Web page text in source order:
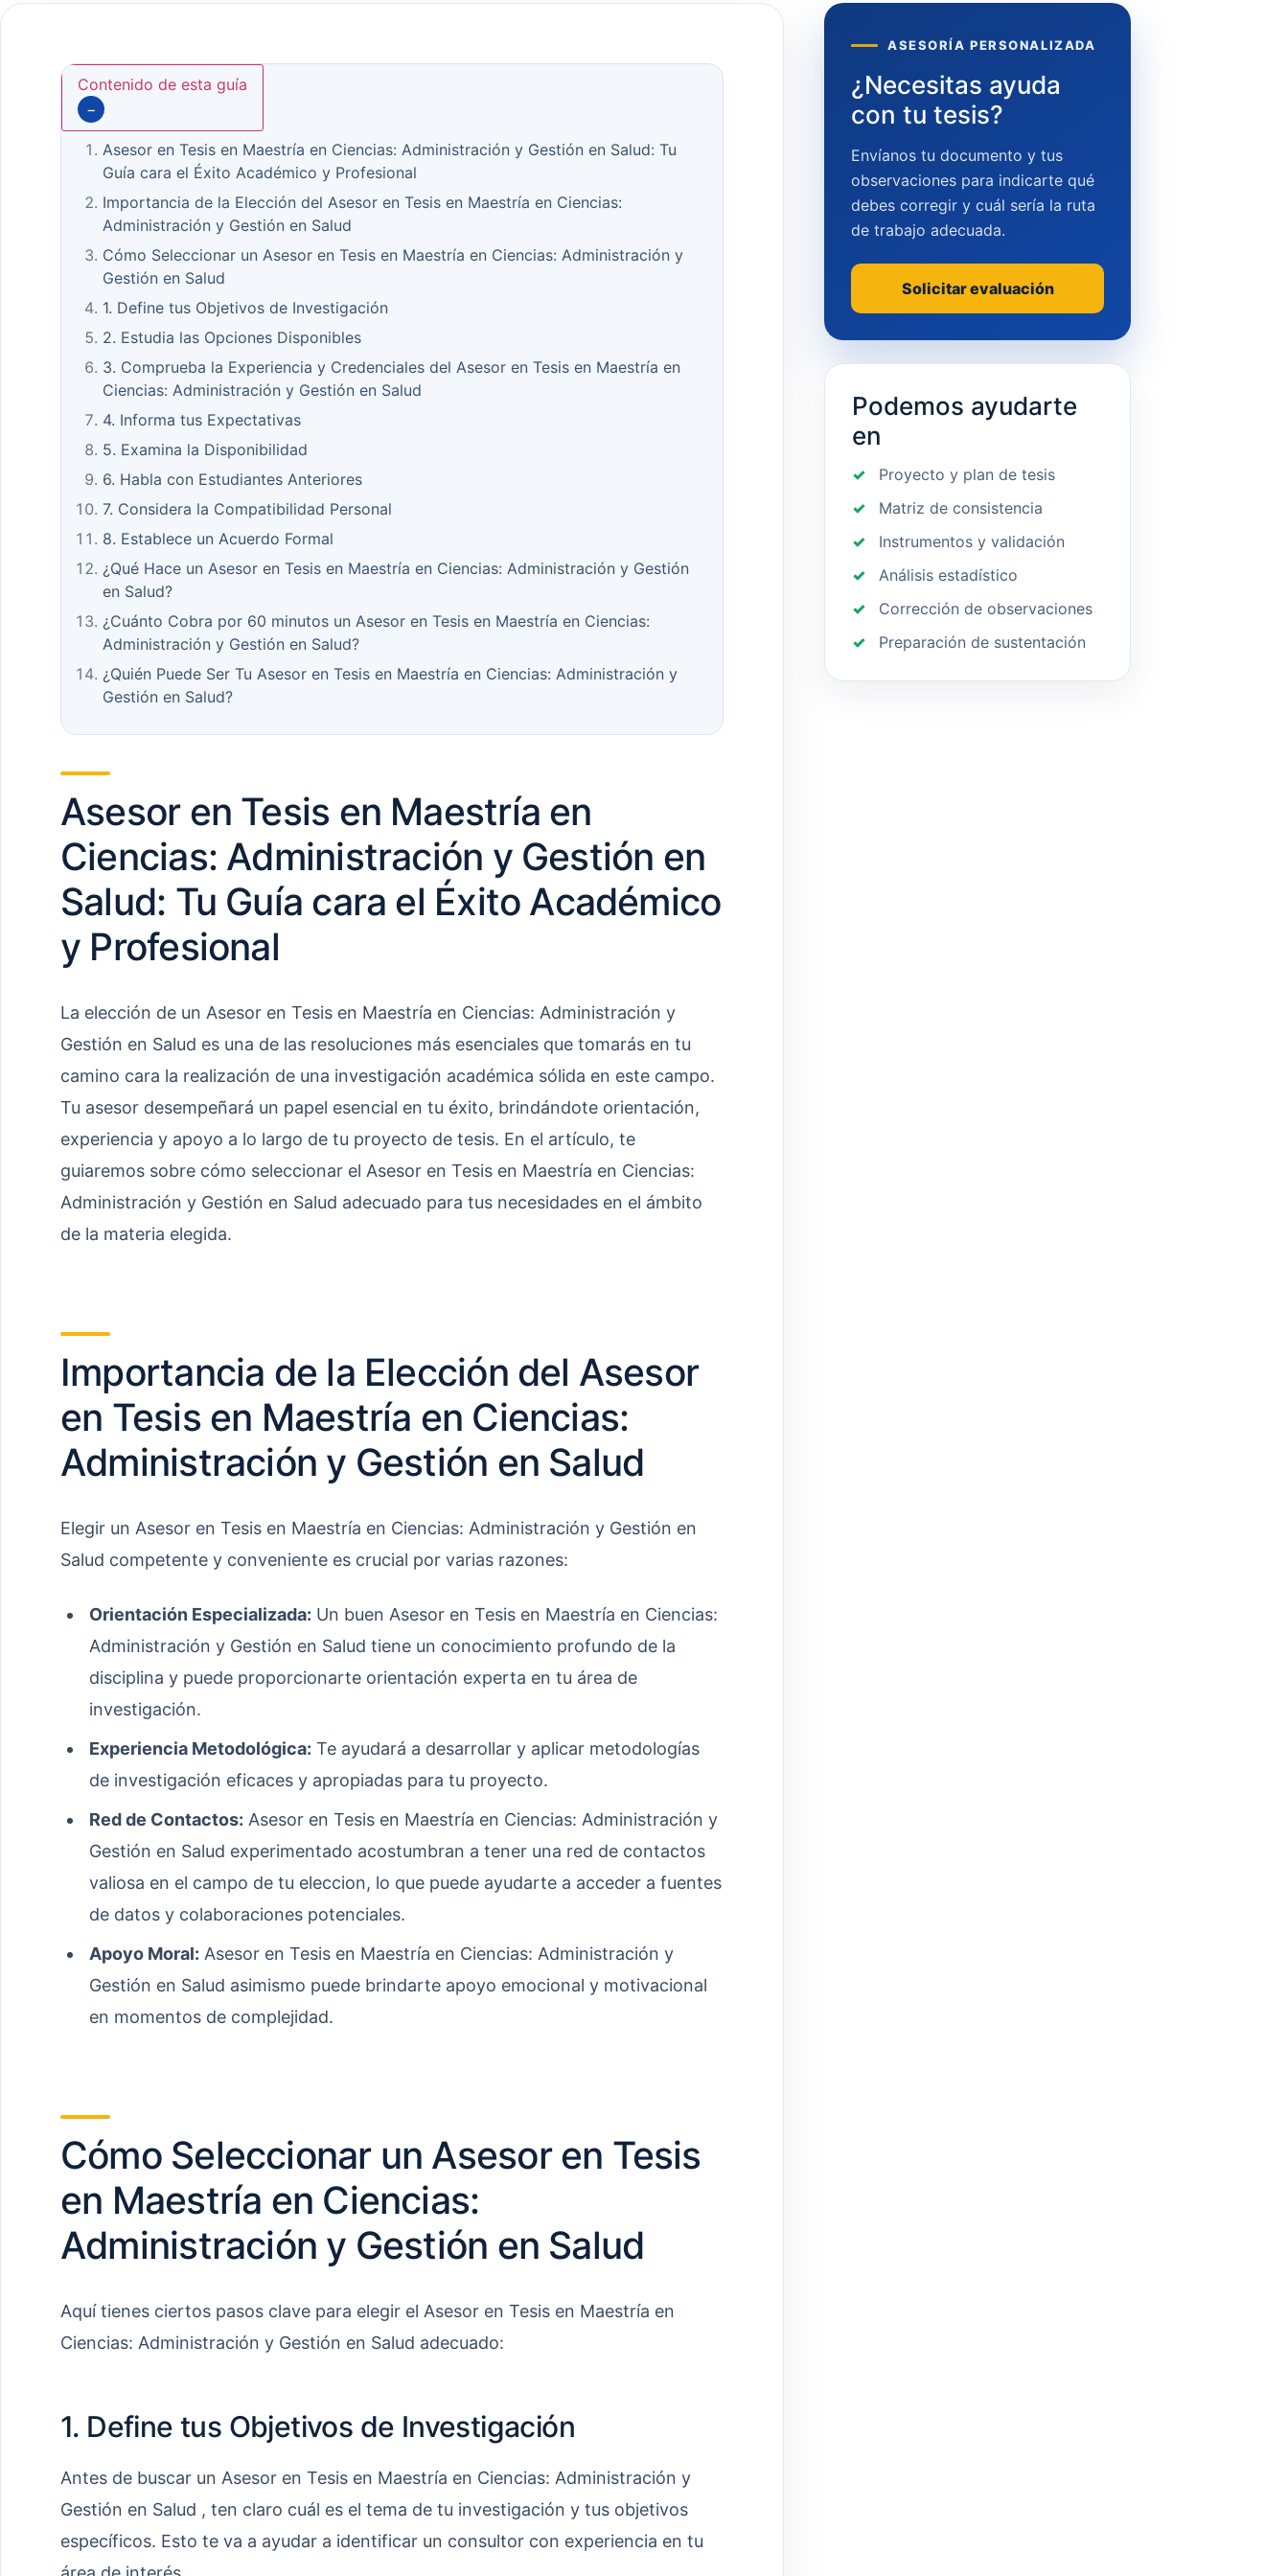
Contenido de esta guía
−
Asesor en Tesis en Maestría en Ciencias: Administración y Gestión en Salud: Tu
Guía cara el Éxito Académico y Profesional
Importancia de la Elección del Asesor en Tesis en Maestría en Ciencias:
Administración y Gestión en Salud
Cómo Seleccionar un Asesor en Tesis en Maestría en Ciencias: Administración y
Gestión en Salud
1. Define tus Objetivos de Investigación
2. Estudia las Opciones Disponibles
3. Comprueba la Experiencia y Credenciales del Asesor en Tesis en Maestría en
Ciencias: Administración y Gestión en Salud
4. Informa tus Expectativas
5. Examina la Disponibilidad
6. Habla con Estudiantes Anteriores
7. Considera la Compatibilidad Personal
8. Establece un Acuerdo Formal
¿Qué Hace un Asesor en Tesis en Maestría en Ciencias: Administración y Gestión
en Salud?
¿Cuánto Cobra por 60 minutos un Asesor en Tesis en Maestría en Ciencias:
Administración y Gestión en Salud?
¿Quién Puede Ser Tu Asesor en Tesis en Maestría en Ciencias: Administración y
Gestión en Salud?
Asesor en Tesis en Maestría en
Ciencias: Administración y Gestión en
Salud: Tu Guía cara el Éxito Académico
y Profesional
La elección de un Asesor en Tesis en Maestría en Ciencias: Administración y
Gestión en Salud es una de las resoluciones más esenciales que tomarás en tu
camino cara la realización de una investigación académica sólida en este campo.
Tu asesor desempeñará un papel esencial en tu éxito, brindándote orientación,
experiencia y apoyo a lo largo de tu proyecto de tesis. En el artículo, te
guiaremos sobre cómo seleccionar el Asesor en Tesis en Maestría en Ciencias:
Administración y Gestión en Salud adecuado para tus necesidades en el ámbito
de la materia elegida.
Importancia de la Elección del Asesor
en Tesis en Maestría en Ciencias:
Administración y Gestión en Salud
Elegir un Asesor en Tesis en Maestría en Ciencias: Administración y Gestión en
Salud competente y conveniente es crucial por varias razones:
Orientación Especializada: Un buen Asesor en Tesis en Maestría en Ciencias:
Administración y Gestión en Salud tiene un conocimiento profundo de la
disciplina y puede proporcionarte orientación experta en tu área de
investigación.
Experiencia Metodológica: Te ayudará a desarrollar y aplicar metodologías
de investigación eficaces y apropiadas para tu proyecto.
Red de Contactos: Asesor en Tesis en Maestría en Ciencias: Administración y
Gestión en Salud experimentado acostumbran a tener una red de contactos
valiosa en el campo de tu eleccion, lo que puede ayudarte a acceder a fuentes
de datos y colaboraciones potenciales.
Apoyo Moral: Asesor en Tesis en Maestría en Ciencias: Administración y
Gestión en Salud asimismo puede brindarte apoyo emocional y motivacional
en momentos de complejidad.
Cómo Seleccionar un Asesor en Tesis
en Maestría en Ciencias:
Administración y Gestión en Salud
Aquí tienes ciertos pasos clave para elegir el Asesor en Tesis en Maestría en
Ciencias: Administración y Gestión en Salud adecuado:
1. Define tus Objetivos de Investigación
Antes de buscar un Asesor en Tesis en Maestría en Ciencias: Administración y
Gestión en Salud , ten claro cuál es el tema de tu investigación y tus objetivos
específicos. Esto te va a ayudar a identificar un consultor con experiencia en tu
ASESORÍA PERSONALIZADA
¿Necesitas ayuda
con tu tesis?
Envíanos tu documento y tus
observaciones para indicarte qué
debes corregir y cuál sería la ruta
de trabajo adecuada.
Solicitar evaluación
Podemos ayudarte
en
Proyecto y plan de tesis
Matriz de consistencia
Instrumentos y validación
Análisis estadístico
Corrección de observaciones
Preparación de sustentación